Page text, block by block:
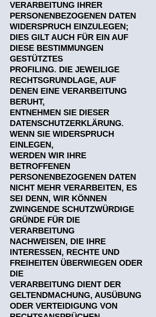
VERARBEITUNG IHRER
PERSONENBEZOGENEN DATEN
WIDERSPRUCH EINZULEGEN;
DIES GILT AUCH FÜR EIN AUF
DIESE BESTIMMUNGEN
GESTÜTZTES
PROFILING. DIE JEWEILIGE
RECHTSGRUNDLAGE, AUF
DENEN EINE VERARBEITUNG
BERUHT,
ENTNEHMEN SIE DIESER
DATENSCHUTZERKLÄRUNG.
WENN SIE WIDERSPRUCH
EINLEGEN,
WERDEN WIR IHRE
BETROFFENEN
PERSONENBEZOGENEN DATEN
NICHT MEHR VERARBEITEN, ES
SEI DENN, WIR KÖNNEN
ZWINGENDE SCHUTZWÜRDIGE
GRÜNDE FÜR DIE
VERARBEITUNG
NACHWEISEN, DIE IHRE
INTERESSEN, RECHTE UND
FREIHEITEN ÜBERWIEGEN ODER
DIE
VERARBEITUNG DIENT DER
GELTENDMACHUNG, AUSÜBUNG
ODER VERTEIDIGUNG VON